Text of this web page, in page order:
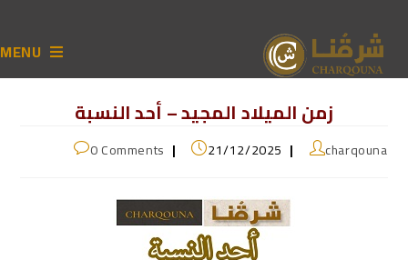
MENU
زمن الميلاد المجيد – أحد النسبة
charqouna
21/12/2025
0 Comments